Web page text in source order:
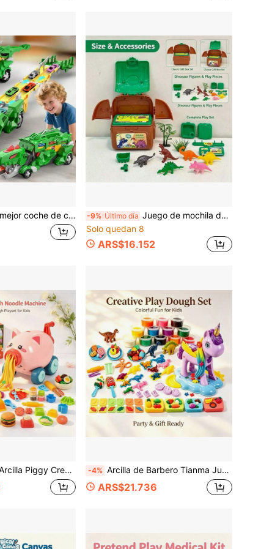
1 de almacenamiento de Mecha Tyrannosaurus Rex, pista extensible de ensamblaje gratuito que mejora la experiencia de juego, competencia de batalla simultánea de múltiples coches llena de diversión, a los niños y niñas les encanta, regalo exquisito para Halloween y cumpleaños -9% Último día Juego de mochila de almacenamiento de dinosaurios realistas para niños, múltiples modelos mini de tiranosaurio y triceratops con accesorios de vegetación, caja de almacenamiento portátil de mano con organización de un solo clic para evitar la dispersión, adecuado para juego de escritorio interior, camping al aire libre, picnic, salidas al parque, cumpleaños, Día del Niño, Navidad, regalo de Año Nuevo
Solo quedan 8
ARS$16.152
Adecuado para Mesa Interior, Juego en Casa Padre-Hijo, Fiestas de Vacaciones, Cumpleaños Creativo, Regalo de Navidad y Año Nuevo para Niños y Niñas de 3 Años -4% Arcilla de Barbero Tianma Juguete DIY Hecho a Mano para Niños, Con Modelo de Dinosaurio, Moldes de Frutas y Verduras Juego Completo de Herramientas, Desarrolla la Coordinación Mano-Ojo y la Capacidad Creativa de los Niños. Adecuado para la Interacción Padre-Hijo en el Hogar, Juego de Ocio en el Patio, Juego de Fiesta de Navidad y Halloween, Empaque de Caja de Regalo Exquisito, Regalo Ideal para el Día del Niño, Cumpleaños, Pascua.
ARS$21.736